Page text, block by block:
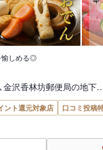
愉しめる◎
金沢香林坊郵便局の地下
ント還元対象店
口コミ投稿